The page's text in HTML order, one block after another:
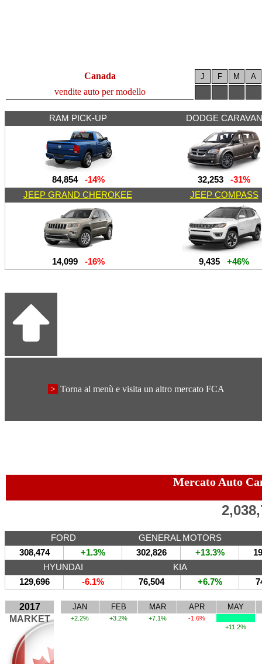
Canada J F M A
vendite auto per modello
RAM PICK-UP DODGE CARAVAN
84,854 -14% 32,253
-31%
JEEP GRAND CHEROKEE
JEEP COMPASS
14,099 -16% 9,435 +46%
> Torna al menù e visita un altro mercato FCA
Mercato Auto
FORD
GENERAL MOTORS
308,474
+1.3% 302,826 +13.3%
HYUNDAI
KIA
129,696
-6.1% 76,504 +6.7%
2017 JAN FEB MAR APR MAY
MARKET +2.2% +3.2% +7.1%
-1.6%
+11.2%